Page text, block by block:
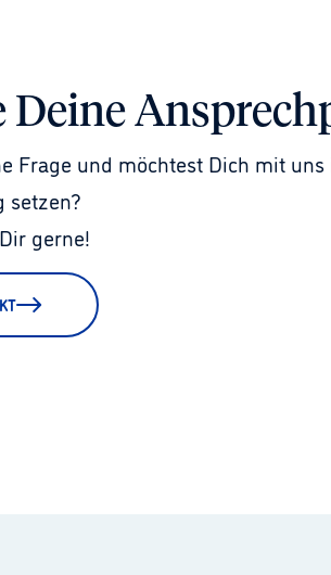
Deine
Frage und möchtest Dich mit uns
setzen?
gerne!